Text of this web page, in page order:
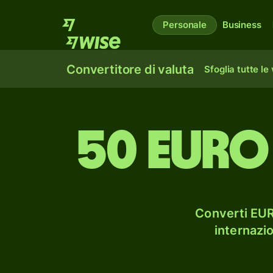
Personale Business
Convertitore di valuta Sfoglia tutte le
50
Converti